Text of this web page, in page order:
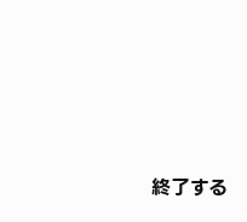
終了する